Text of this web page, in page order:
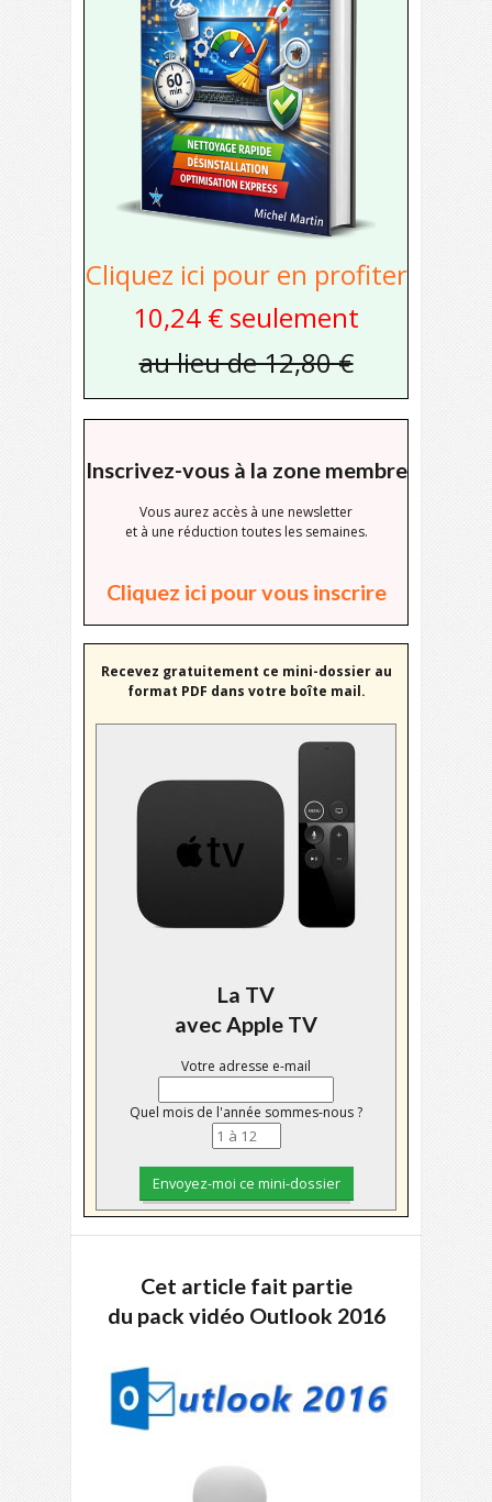
Cliquez ici pour en profiter
10,24 € seulement
au lieu de 12,80 €
Inscrivez-vous à la zone membre
Vous aurez accès à une newsletter
et à une réduction toutes les semaines.
Cliquez ici pour vous inscrire
Recevez gratuitement ce mini-dossier au
format PDF dans votre boîte mail.
La TV
avec Apple TV
Votre adresse e-mail
Quel mois de l'année sommes-nous ?
Cet article fait partie
du pack vidéo Outlook 2016